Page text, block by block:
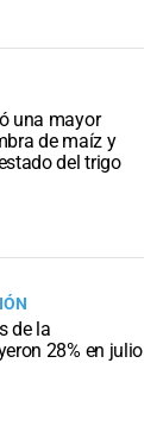
una mayor
de maíz y
del trigo
de la
28% en julio